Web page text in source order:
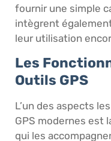
fournir une simple
intègrent
leur utilisation
Les
Outils GPS
L’un des aspects
GPS modernes est
qui les